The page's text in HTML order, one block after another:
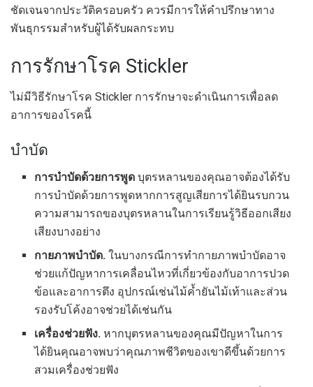
ชัดเจนจากประวัติครอบครัว ควรมีการให้คำปรึกษาทาง
พันธุกรรมสำหรับผู้ได้รับผลกระทบ
การรักษาโรค Stickler
ไม่มีวิธีรักษาโรค Stickler การรักษาจะดำเนินการเพื่อลด
อาการของโรคนี้
บำบัด
การบำบัดด้วยการพูด บุตรหลานของคุณอาจต้องได้รับ
การบำบัดด้วยการพูดหากการสูญเสียการได้ยินรบกวน
ความสามารถของบุตรหลานในการเรียนรู้วิธีออกเสียง
เสียงบางอย่าง
กายภาพบำบัด. ในบางกรณีการทำกายภาพบำบัดอาจ
ช่วยแก้ปัญหาการเคลื่อนไหวที่เกี่ยวข้องกับอาการปวด
ข้อและอาการตึง อุปกรณ์เช่นไม้ค้ำยันไม้เท้าและส่วน
รองรับโค้งอาจช่วยได้เช่นกัน
เครื่องช่วยฟัง. หากบุตรหลานของคุณมีปัญหาในการ
ได้ยินคุณอาจพบว่าคุณภาพชีวิตของเขาดีขึ้นด้วยการ
สวมเครื่องช่วยฟัง